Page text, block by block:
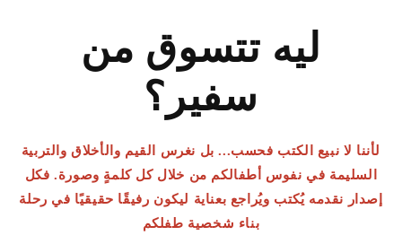
ليه تتسوق من
سفير؟
لأننا لا نبيع الكتب فحسب... بل نغرس القيم والأخلاق والتربية
السليمة في نفوس أطفالكم من خلال كل كلمةٍ وصورة. فكل
إصدار نقدمه يُكتب ويُراجع بعناية ليكون رفيقًا حقيقيًا في رحلة
بناء شخصية طفلكم